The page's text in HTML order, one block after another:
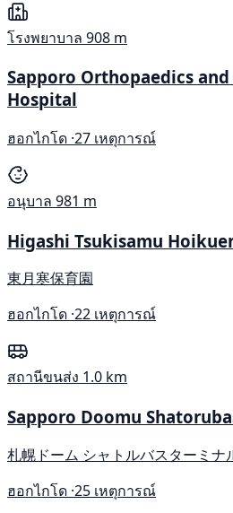
โรงพยาบาล 908 m
Sapporo Orthopaedics
Hospital
ฮอกไกโด ·27 เหตุการณ์
อนุบาล 981 m
Higashi Tsukisamu
東月寒保育園
ฮอกไกโด ·22 เหตุการณ์
สถานีขนส่ง 1.0 km
Sapporo Doomu
札幌ドーム シャトルバスターミナ
ฮอกไกโด ·25 เหตุการณ์